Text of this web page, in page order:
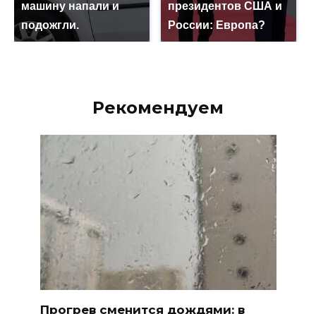
машину напали и
подожгли.
президентов США и
России: Европа?
Рекомендуем
Прогрев сменится дождями: в